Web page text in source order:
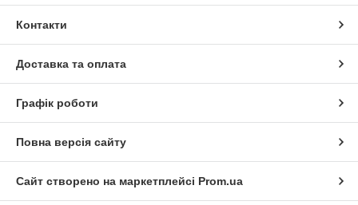
Контакти
Доставка та оплата
Графік роботи
Повна версія сайту
Сайт створено на маркетплейсі Prom.ua